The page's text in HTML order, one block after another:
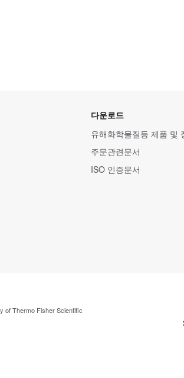
다운로드
유해화학물질등 제품 및
주문관련문서
ISO 인증문서
of Thermo Fisher Scientific